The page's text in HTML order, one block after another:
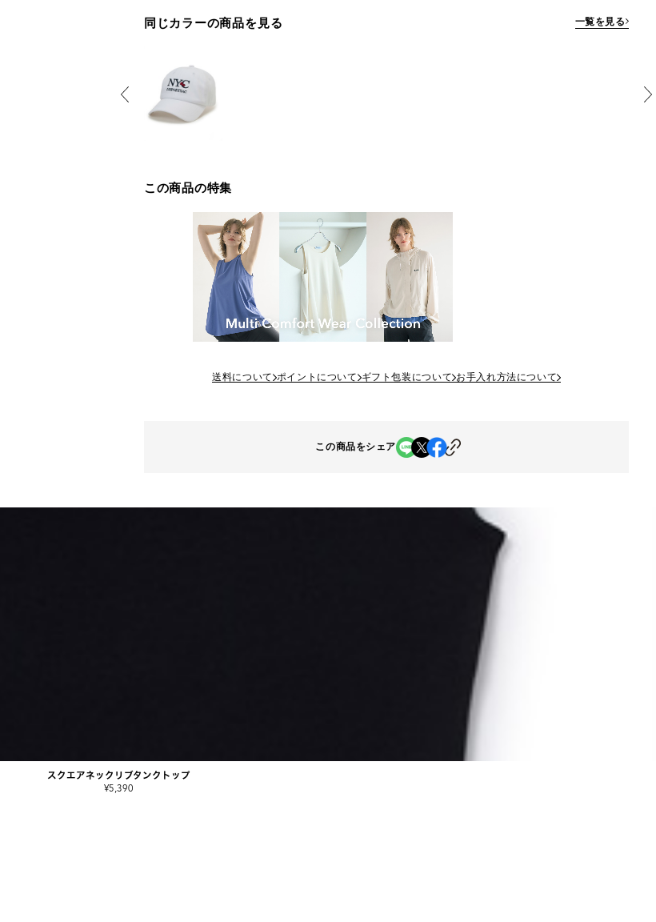
同じカラーの商品を見る 一覧を見る
この商品の特集
送料について ポイントについて ギフト包装について お手入れ方法について
この商品をシェア
スクエアネックリブタンクトップ
¥5,390